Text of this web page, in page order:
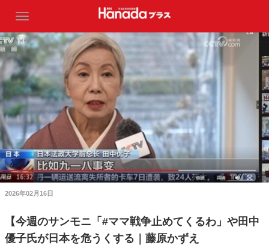
2026年02月16日
【今週のサンモニ「#ママ戦争止めてくるわ」や田中
優子氏が日本を危うくする｜藤原かずえ